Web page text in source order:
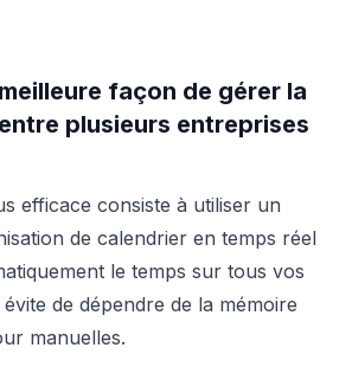
façon de gérer la
plusieurs entreprises
efficace consiste à utiliser un
de calendrier en temps réel
le temps sur tous vos
de dépendre de la mémoire
manuelles.